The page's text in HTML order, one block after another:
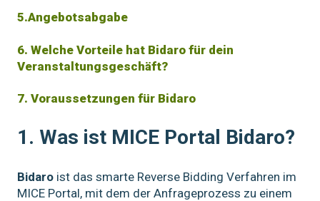
5.Angebotsabgabe
6. Welche Vorteile hat Bidaro für dein
Veranstaltungsgeschäft?
7. Voraussetzungen für Bidaro
1. Was ist MICE Portal Bidaro?
Bidaro ist das smarte Reverse Bidding Verfahren im
MICE Portal, mit dem der Anfrageprozess zu einem